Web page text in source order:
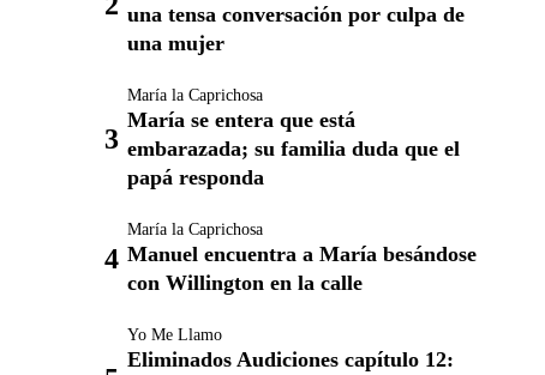
una tensa conversación por culpa de
una mujer
María la Caprichosa
María se entera que está
embarazada; su familia duda que el
papá responda
María la Caprichosa
Manuel encuentra a María besándose
con Willington en la calle
Yo Me Llamo
Eliminados Audiciones capítulo 12: